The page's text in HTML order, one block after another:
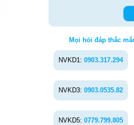
Mọi hỏi đáp thắc
NVKD1: 0903.317.294
NVKD3: 0903.0535.82
NVKD5: 0779.799.805